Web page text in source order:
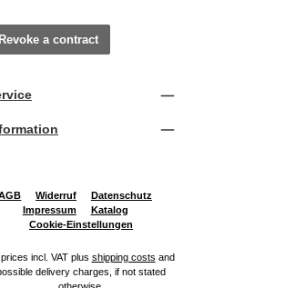
Revoke a contract
Widerruf
Datenschutz
Impressum
Katalog
Cookie-Einstellungen
incl. VAT plus shipping costs and
delivery charges, if not stated